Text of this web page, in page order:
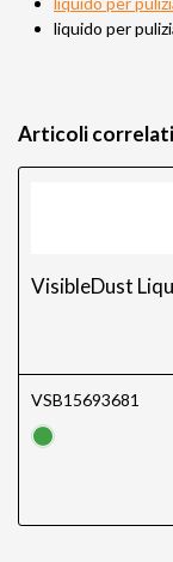
liquido per
Articoli correlati
VisibleDust
VSB15693681